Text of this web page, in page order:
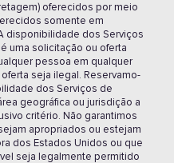
oferecidos por meio
somente em
disponibilidade dos Serviços
uma solicitação ou oferta
pessoa em qualquer
seja ilegal. Reservamo-
dos Serviços de
geográfica ou jurisdição a
critério. Não garantimos
apropriados ou estejam
dos Estados Unidos ou que
seja legalmente permitido